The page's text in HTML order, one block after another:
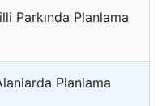
Parkında Planlama
Planlama